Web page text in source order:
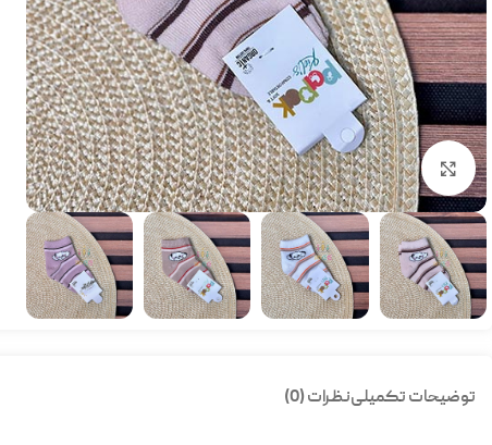
بزرگنمایی تصویر
توضیحات تکمیلینظرات (0)